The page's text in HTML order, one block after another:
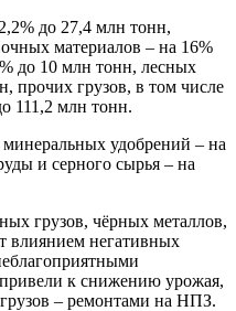
до 27,4 млн тонн,
материалов – на 16%
до 10 млн тонн, лесных
прочих грузов, в том числе
111,2 млн тонн.
удобрений – на
и серного сырья – на
грузов, чёрных металлов,
влиянием негативных
к снижению урожая,
– ремонтами на НПЗ.